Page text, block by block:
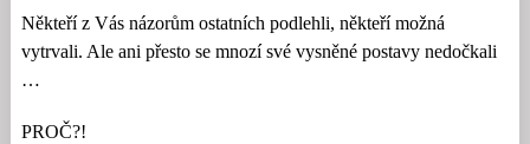
Někteří z Vás názorům ostatních podlehli, někteří možná
vytrvali. Ale ani přesto se mnozí své vysněné postavy nedočkali
…
PROČ?!